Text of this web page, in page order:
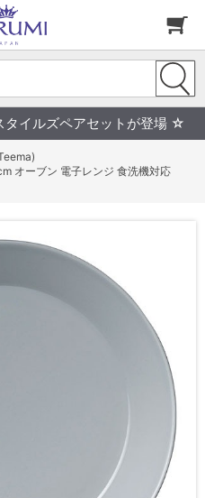
イルズペアセットが登場 ☆
オーブン 電子レンジ 食洗機対応